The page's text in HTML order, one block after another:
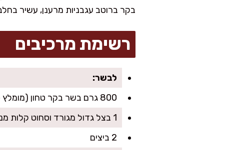
בקר ברוטב עגבניות מרענן, עשיר
רשימת מרכיבים
לבשר:
800 גרם בשר בקר טחון (מומלץ כתף או צוואר, 15% שומן)
1 בצל גדול מגורד וסחוט קלות מנוזלים
2 ביצים